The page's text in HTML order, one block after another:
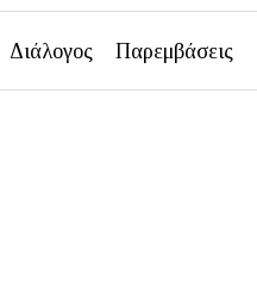
Διάλογος Παρεμβάσεις